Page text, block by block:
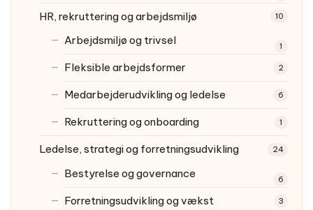
HR, rekruttering og arbejdsmiljø 10
Arbejdsmiljø og trivsel 1
Fleksible arbejdsformer 2
Medarbejderudvikling og ledelse 6
Rekruttering og onboarding 1
Ledelse, strategi og forretningsudvikling 24
Bestyrelse og governance 6
Forretningsudvikling og vækst 3